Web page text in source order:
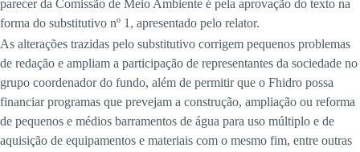
parecer da Comissão de Meio Ambiente é pela aprovação do texto na
forma do substitutivo nº 1, apresentado pelo relator.
As alterações trazidas pelo substitutivo corrigem pequenos problemas
de redação e ampliam a participação de representantes da sociedade no
grupo coordenador do fundo, além de permitir que o Fhidro possa
financiar programas que prevejam a construção, ampliação ou reforma
de pequenos e médios barramentos de água para uso múltiplo e de
aquisição de equipamentos e materiais com o mesmo fim, entre outras